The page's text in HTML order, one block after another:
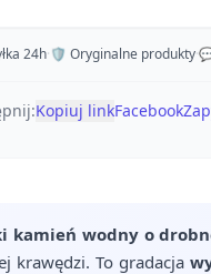
24h·🛡️ Oryginalne produkty·
Kopiuj linkFacebook
kamień wodny o
krawędzi. To gradacja